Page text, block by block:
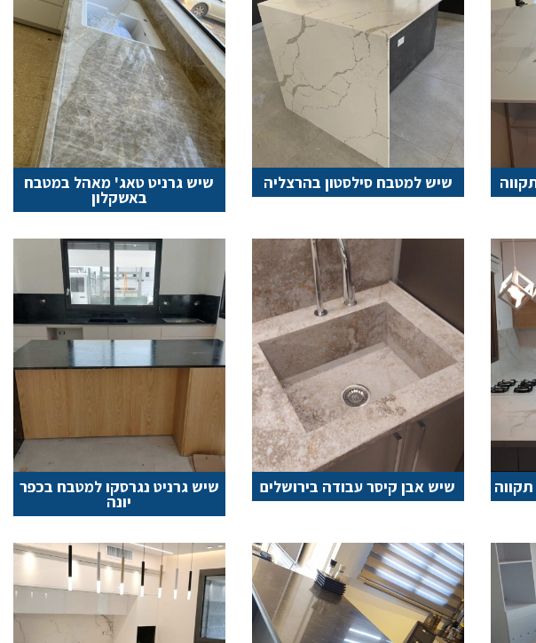
שיש למטבח סילסטון בהרצליה שיש גרניט טאג' מאהל במטבח
באשקלון
שיש אבן קיסר עבודה בירושלים שיש גרניט נגרסקו למטבח בכפר
יונה